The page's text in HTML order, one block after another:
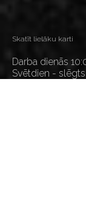
Skatīt lielāku karti
Darba dienās
Svētdien - slēgts